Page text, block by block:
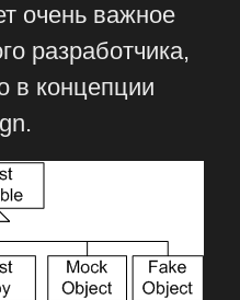
очень важное
разработчика,
в концепции